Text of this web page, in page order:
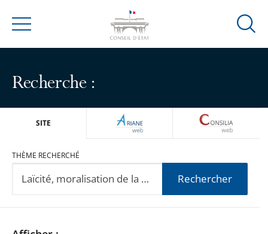
Menu
Ouvrir
Recherche :
SITE ARIANEWEB
THÈME RECHERCHÉ
Rechercher